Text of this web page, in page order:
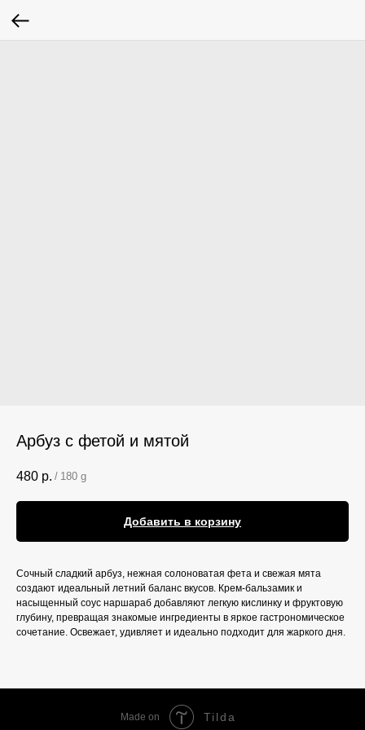
Арбуз с фетой и мятой
480 р. / 180 g
Добавить в корзину
Сочный сладкий арбуз, нежная солоноватая фета и свежая мята
создают идеальный летний баланс вкусов. Крем-бальзамик и
насыщенный соус наршараб добавляют легкую кислинку и фруктовую
глубину, превращая знакомые ингредиенты в яркое гастрономическое
сочетание. Освежает, удивляет и идеально подходит для жаркого дня.
Made on Tilda